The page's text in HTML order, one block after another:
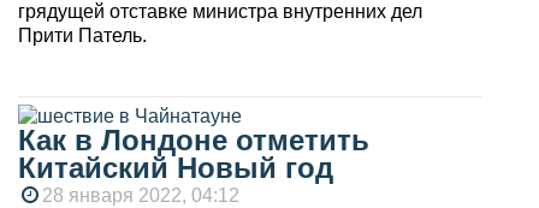
грядущей отставке министра внутренних дел
Прити Патель.
Как в Лондоне отметить
Китайский Новый год
28 января 2022, 04:12